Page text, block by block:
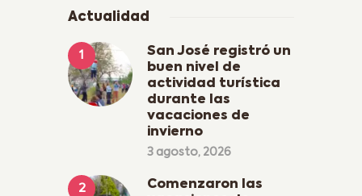
Actualidad
San José registró un
buen nivel de
actividad turística
durante las
vacaciones de
invierno
3 agosto, 2026
Comenzaron las